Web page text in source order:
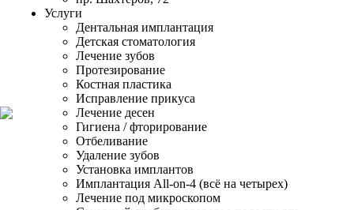
Услуги
Дентальная имплантация
Детская стоматология
Лечение зубов
Протезирование
Костная пластика
Исправление прикуса
Лечение десен
Гигиена / фторирование
Отбеливание
Удаление зубов
Установка имплантов
Имплантация All-on-4 (всё на четырех)
Лечение под микроскопом
Удаление зубов
Удаление зубов
В клинике «Улыбка» врачи-стоматологи всеми силами